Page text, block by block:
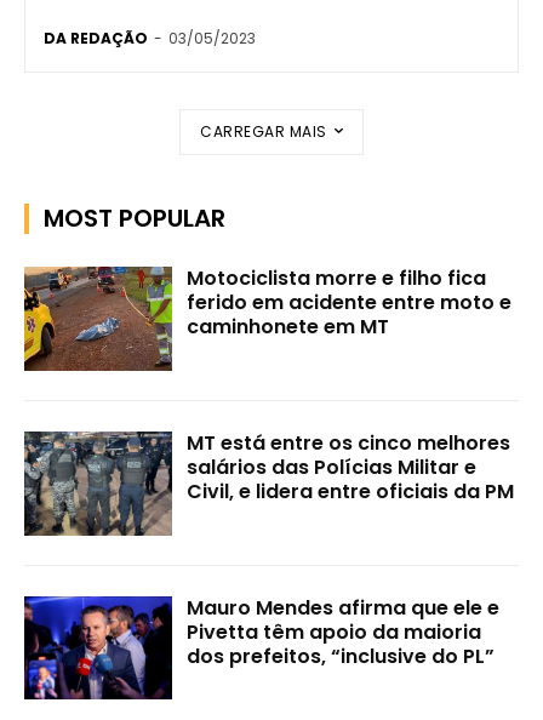
DA REDAÇÃO - 03/05/2023
CARREGAR MAIS
MOST POPULAR
Motociclista morre e filho fica
ferido em acidente entre moto e
caminhonete em MT
MT está entre os cinco melhores
salários das Polícias Militar e
Civil, e lidera entre oficiais da PM
Mauro Mendes afirma que ele e
Pivetta têm apoio da maioria
dos prefeitos, “inclusive do PL”